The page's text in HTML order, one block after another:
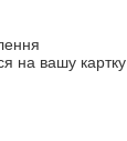
на вашу картку